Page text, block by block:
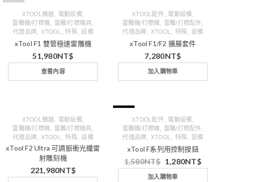
XTOOL機器 電動設備,
雷雕機/打標機 雷雕/打標機具
代理品牌 XTOOL ,特殊, 設備
xTool F1 雙管極速雷雕機
51,980NT$
查看內容
XTOOL配件, 電動設備
雷雕機/打標機 雷雕/打標配件
代理品牌 XTOOL 特殊 設備
xTool F1/F2 擴展套件
7,280NT$
加入購物車
XTOOL機器 電動設備,
雷雕機/打標機 雷雕/打標機具
代理品牌 XTOOL ,特殊, 設備
xTool F2 Ultra 可調脈衝光纖雷
射雕刻機
221,980NT$
XTOOL配件, 電動設備
雷雕機/打標機 雷雕/打標配件
代理品牌 XTOOL 特殊 設備
xTool F系列用控制按鈕
1,580NT$ 1,280NT$
加入購物車